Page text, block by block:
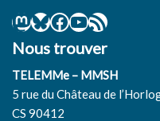
Nous trouver
TELEMMe – MMSH
5 rue du Château de
CS 90412